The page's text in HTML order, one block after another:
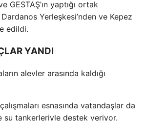
GESTAŞ’ın yaptığı ortak
Yerleşkesi’nden ve Kepez
edildi.
YANDI
alevler arasında kaldığı
ışmaları esnasında vatandaşlar da
su tankerleriyle destek veriyor.